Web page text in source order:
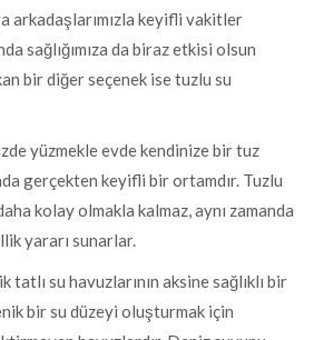
arkadaşlarımızla keyifli vakitler
sağlığımıza da biraz etkisi olsun
bir diğer seçenek ise tuzlu su
yüzmekle evde kendinize bir tuz
gerçekten keyifli bir ortamdır. Tuzlu
kolay olmakla kalmaz, aynı zamanda
yararı sunarlar.
tatlı su havuzlarının aksine sağlıklı bir
bir su düzeyi oluşturmak için